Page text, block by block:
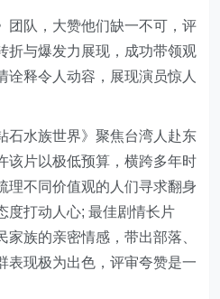
团队，大赞他们缺一不可，评
折与爆发力展现，成功带领观
诠释令人动容，展现演员惊人
石水族世界》聚焦台湾人赴东
该片以极低预算，横跨多年时
理不同价值观的人们寻求翻身
度打动人心; 最佳剧情长片
家族的亲密情感，带出部落、
表现极为出色，评审夸赞是一